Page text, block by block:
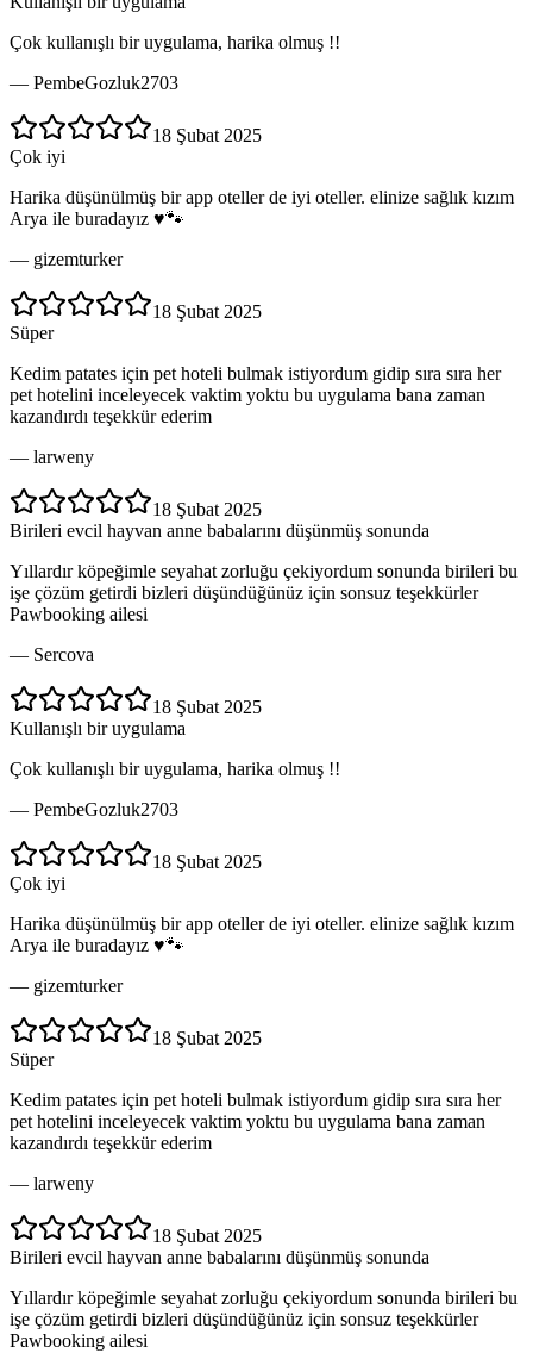
Çok kullanışlı bir uygulama, harika olmuş !!
— PembeGozluk2703
18 Şubat 2025
Çok iyi
Harika düşünülmüş bir app oteller de iyi oteller. elinize sağlık kızım
Arya ile buradayız ♥️🐾
— gizemturker
18 Şubat 2025
Süper
Kedim patates için pet hoteli bulmak istiyordum gidip sıra sıra her
pet hotelini inceleyecek vaktim yoktu bu uygulama bana zaman
kazandırdı teşekkür ederim
— larweny
18 Şubat 2025
Birileri evcil hayvan anne babalarını düşünmüş sonunda
Yıllardır köpeğimle seyahat zorluğu çekiyordum sonunda birileri bu
işe çözüm getirdi bizleri düşündüğünüz için sonsuz teşekkürler
Pawbooking ailesi
— Sercova
18 Şubat 2025
Kullanışlı bir uygulama
Çok kullanışlı bir uygulama, harika olmuş !!
— PembeGozluk2703
18 Şubat 2025
Çok iyi
Harika düşünülmüş bir app oteller de iyi oteller. elinize sağlık kızım
Arya ile buradayız ♥️🐾
— gizemturker
18 Şubat 2025
Süper
Kedim patates için pet hoteli bulmak istiyordum gidip sıra sıra her
pet hotelini inceleyecek vaktim yoktu bu uygulama bana zaman
kazandırdı teşekkür ederim
— larweny
18 Şubat 2025
Birileri evcil hayvan anne babalarını düşünmüş sonunda
Yıllardır köpeğimle seyahat zorluğu çekiyordum sonunda birileri bu
işe çözüm getirdi bizleri düşündüğünüz için sonsuz teşekkürler
Pawbooking ailesi